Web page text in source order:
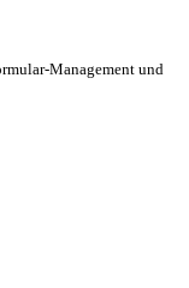
Management und